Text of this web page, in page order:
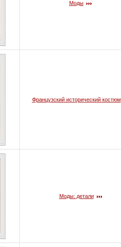
Моды
Французский исторический костюм
Моды: детали